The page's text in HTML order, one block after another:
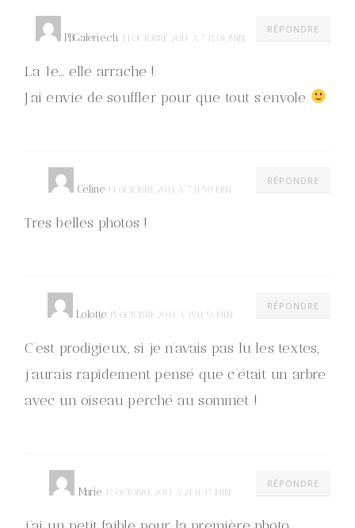
RÉPONDRE
PBGalerie.ch 14 OCTOBRE 2011 À 7 H 01 MIN
La 1e… elle arrache !
J’ai envie de souffler pour que tout s’envole
RÉPONDRE
Céline 14 OCTOBRE 2011 À 7 H 50 MIN
Tres belles photos !
RÉPONDRE
Lolotte 15 OCTOBRE 2011 À 15 H 53 MIN
C’est prodigieux, si je n’avais pas lu les textes,
j’aurais rapidement pensé que c’était un arbre
avec un oiseau perché au sommet !
RÉPONDRE
Marie 17 OCTOBRE 2011 À 21 H 37 MIN